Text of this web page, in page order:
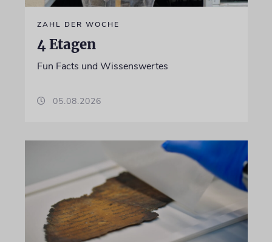
ZAHL DER WOCHE
4 Etagen
Fun Facts und Wissenswertes
05.08.2026